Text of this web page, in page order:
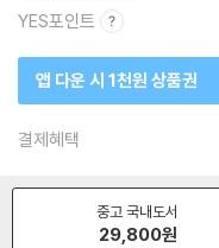
YES포인트
앱 다운 시 1천원 상품권
결제혜택
중고 국내도서
29,800원